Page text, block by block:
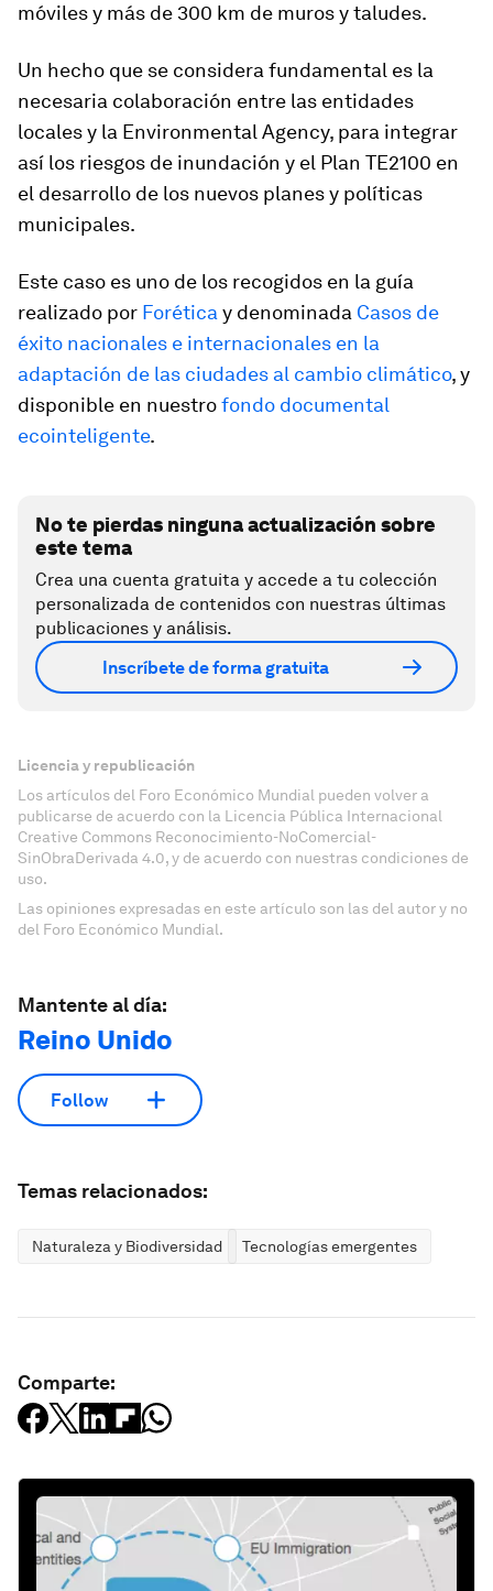
móviles y más de 300 km de muros y taludes.
Un hecho que se considera fundamental es la
necesaria colaboración entre las entidades
locales y la Environmental Agency, para integrar
así los riesgos de inundación y el Plan TE2100 en
el desarrollo de los nuevos planes y políticas
municipales.
Este caso es uno de los recogidos en la guía
realizado por Foréticay denominada Casos de
éxito nacionales e internacionales en la
adaptación de las ciudades al cambio climático, y
disponible en nuestrofondo documental
ecointeligente.
No te pierdas ninguna actualización sobre
este tema
Crea una cuenta gratuita y accede a tu colección
personalizada de contenidos con nuestras últimas
publicaciones y análisis.
Inscríbete de forma gratuita
Licencia y republicación
Los artículos del Foro Económico Mundial pueden volver a
publicarse de acuerdo con la Licencia Pública Internacional
Creative Commons Reconocimiento-NoComercial-
SinObraDerivada 4.0, y de acuerdo con nuestras condiciones de
uso.
Las opiniones expresadas en este artículo son las del autor y no
del Foro Económico Mundial.
Mantente al día:
Reino Unido
Follow
Temas relacionados:
Naturaleza y Biodiversidad Tecnologías emergentes
Comparte: